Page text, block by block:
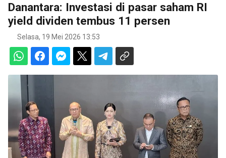
Danantara: Investasi di pasar saham RI
yield dividen tembus 11 persen
Selasa, 19 Mei 2026 13:53